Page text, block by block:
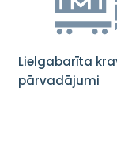
Lielgabarīta
pārvadājumi